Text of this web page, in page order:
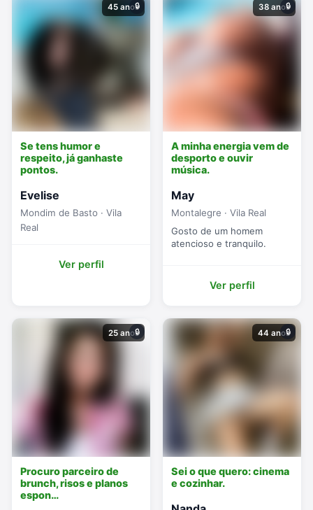
45 anos
🔒
Se tens humor e
respeito, já ganhaste
pontos.
Evelise
Mondim de Basto · Vila
Real
Ver perfil
38 anos
🔒
A minha energia vem de
desporto e ouvir
música.
May
Montalegre · Vila Real
Gosto de um homem
atencioso e tranquilo.
Ver perfil
25 anos
🔒
Procuro parceiro de
brunch, risos e planos
espon…
44 anos
🔒
Sei o que quero: cinema
e cozinhar.